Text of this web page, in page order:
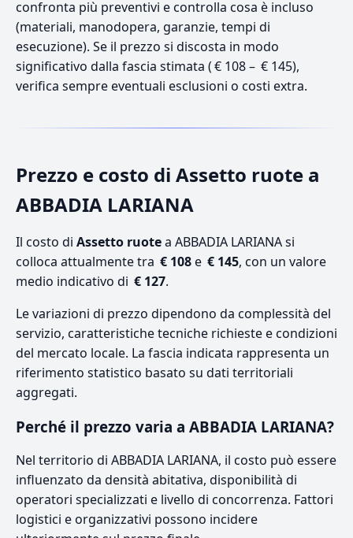
confronta più preventivi e controlla cosa è incluso
(materiali, manodopera, garanzie, tempi di
esecuzione). Se il prezzo si discosta in modo
significativo dalla fascia stimata ( € 108 – € 145),
verifica sempre eventuali esclusioni o costi extra.
Prezzo e costo di Assetto ruote a
ABBADIA LARIANA
Il costo di Assetto ruotea ABBADIA LARIANA si
colloca attualmente tra € 108e € 145, con un valore
medio indicativo di € 127.
Le variazioni di prezzo dipendono da complessità del
servizio, caratteristiche tecniche richieste e condizioni
del mercato locale. La fascia indicata rappresenta un
riferimento statistico basato su dati territoriali
aggregati.
Perché il prezzo varia a ABBADIA LARIANA?
Nel territorio di ABBADIA LARIANA, il costo può essere
influenzato da densità abitativa, disponibilità di
operatori specializzati e livello di concorrenza. Fattori
logistici e organizzativi possono incidere